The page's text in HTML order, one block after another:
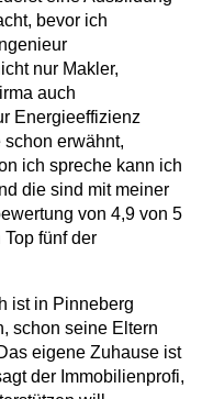
bevor ich
nur Makler,
auch
Energieeffizienz
erwähnt,
ich spreche kann ich
die sind mit meiner
von 4,9 von 5
fünf der
ist in Pinneberg
schon seine Eltern
eigene Zuhause ist
der Immobilienprofi,